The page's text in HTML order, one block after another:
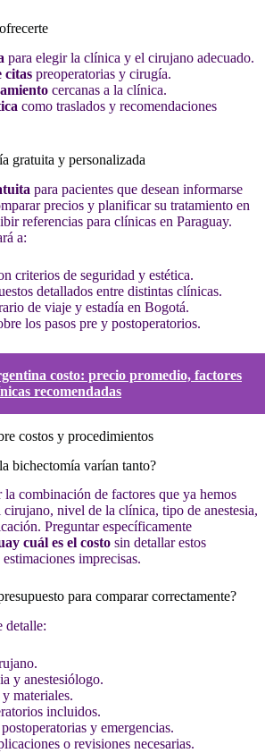
para elegir la clínica y el cirujano adecuado.
citas preoperatorias y cirugía.
cercanas a la clínica.
como traslados y recomendaciones
gratuita y personalizada
para pacientes que desean informarse
precios y planificar su tratamiento en
referencias para clínicas en Paraguay.
a:
criterios de seguridad y estética.
detallados entre distintas clínicas.
de viaje y estadía en Bogotá.
los pasos pre y postoperatorios.
costo: precio promedio, factores
recomendadas
costos y procedimientos
bichectomía varían tanto?
combinación de factores que ya hemos
nivel de la clínica, tipo de anestesia,
Preguntar específicamente
cuál es el costo sin detallar estos
imprecisas.
para comparar correctamente?
detalle:
y anestesiólogo.
materiales.
incluidos.
y emergencias.
o revisiones necesarias.